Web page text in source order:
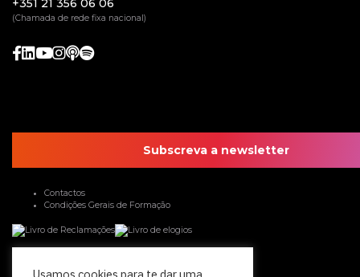
+351 21 356 06 06
(Chamada de rede fixa nacional)
Subscreva a newsletter
Contactos
Condições Gerais de Formação